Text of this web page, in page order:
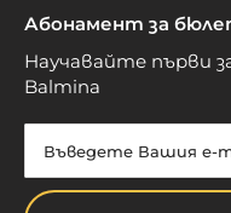
Абонамент за
Научавайте първи
Balmina